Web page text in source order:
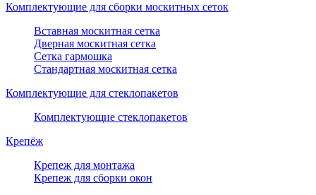
Комплектующие для сборки москитных сеток
Вставная москитная сетка
Дверная москитная сетка
Сетка гармошка
Стандартная москитная сетка
Комплектующие для стеклопакетов
Комплектующие стеклопакетов
Крепёж
Крепеж для монтажа
Крепеж для сборки окон